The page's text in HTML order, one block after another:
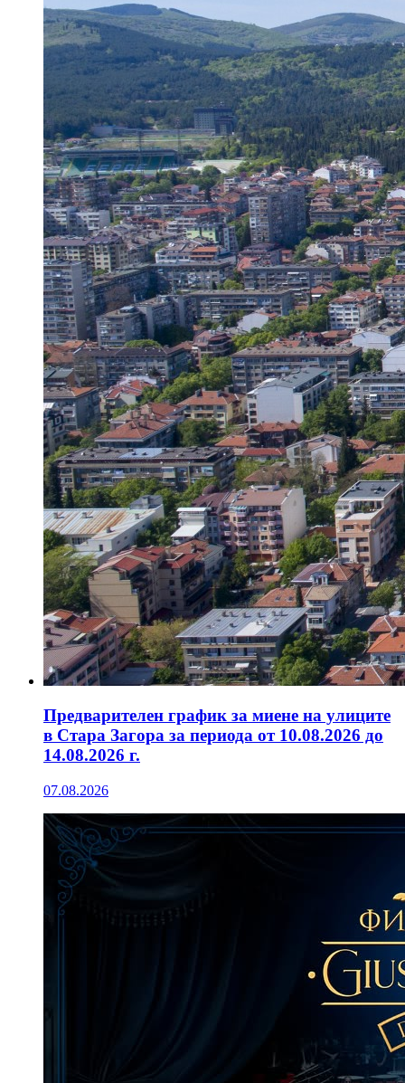
Предварителен график за миене на улиците
в Стара Загора за периода от 10.08.2026 до
14.08.2026 г.
07.08.2026